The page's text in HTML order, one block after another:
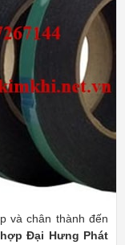
và chân thành đến
Đại Hưng Phát